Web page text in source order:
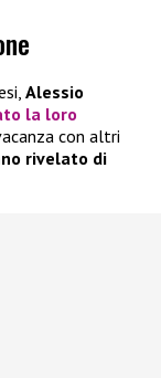
Alessio
la loro
con altri
rivelato di